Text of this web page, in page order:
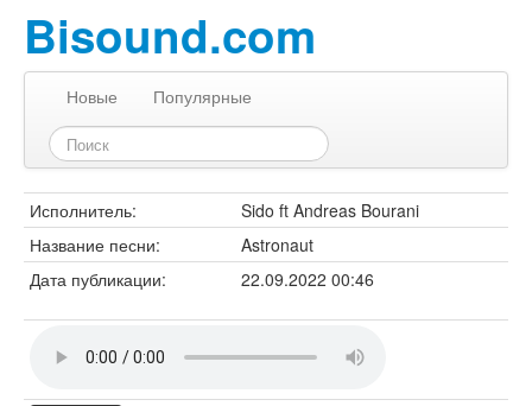
Bisound.com
Новые Популярные
Исполнитель:
Sido ft Andreas Bourani
Название песни:
Astronaut
Дата публикации:
22.09.2022 00:46